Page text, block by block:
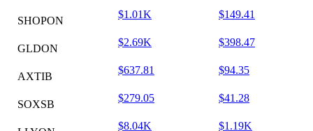
SHOPON
$1.01K $149.41
GLDON
$2.69K $398.47
AXTIB
$637.81 $94.35
SOXSB
$279.05 $41.28
$8.04K $1.19K